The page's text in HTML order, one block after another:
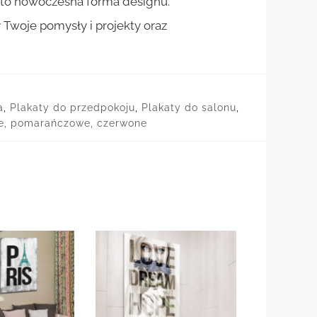
pomysły i projekty oraz
, Plakaty do przedpokoju, Plakaty do salonu,
pomarańczowe, czerwone